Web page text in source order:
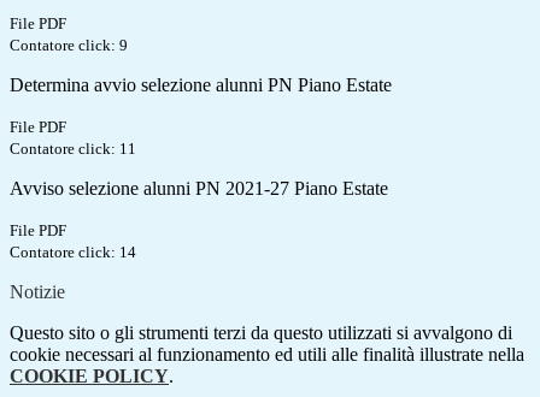
File PDF
Contatore click: 9
Determina avvio selezione alunni PN Piano Estate
File PDF
Contatore click: 11
Avviso selezione alunni PN 2021-27 Piano Estate
File PDF
Contatore click: 14
Notizie
Questo sito o gli strumenti terzi da questo utilizzati si avvalgono di
cookie necessari al funzionamento ed utili alle finalità illustrate nella
COOKIE POLICY.